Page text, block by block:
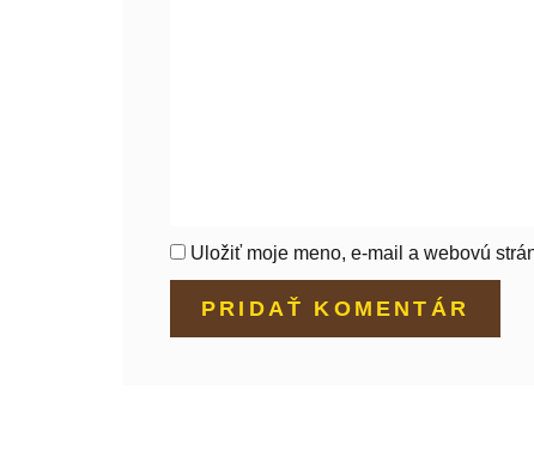
Uložiť moje meno, e-mail a webovú